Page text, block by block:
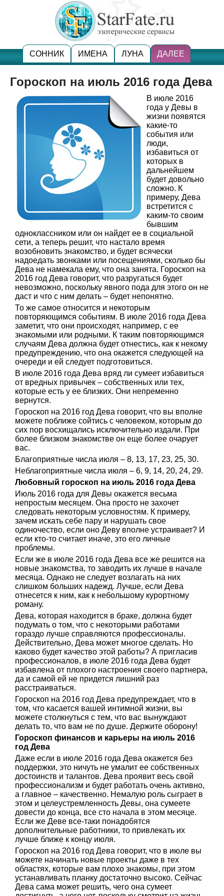
СОННИК ИМЕНА ЛУНА ДАЛЕЕ
Гороскоп на июль 2016 года Дева
В июле 2016
года у Девы в
жизни появятся
какие-то
события или
люди,
избавиться от
которых в
дальнейшем
будет довольно
сложно. К
примеру, Дева
встретится с
каким-то своим
бывшим
одноклассником или он найдет ее в социальной
сети, а теперь решит, что настало время
возобновить знакомство, и будет всячески
надоедать звонками или посещениями, сколько бы
Дева не намекала ему, что она занята. Гороскоп на
2016 год Дева говорит, что разругаться будет
невозможно, поскольку явного пода для этого он не
даст и что с ним делать – будет непонятно.
То же самое относится и некоторым
повторяющимся событиям. В июле 2016 года Дева
заметит, что они происходят, например, с ее
знакомыми или родными. К таким повторяющимся
случаям Дева должна будет отнестись, как к некому
предупреждению, что она окажется следующей на
очереди и ей следует подготовиться.
В июле 2016 года Дева вряд ли сумеет избавиться
от вредных привычек – собственных или тех,
которые есть у ее близких. Они непременно
вернутся.
Гороскоп на 2016 год Дева говорит, что вы вполне
можете поближе сойтись с человеком, которым до
сих пор восхищались исключительно издали. При
более близком знакомстве он еще более очарует
вас.
Благоприятные числа июля – 8, 13, 17, 23, 25, 30.
Неблагоприятные числа июля – 6, 9, 14, 20, 24, 29.
Любовный гороскоп на июль 2016 года Дева
Июль 2016 года для Девы окажется весьма
непростым месяцем. Она просто не захочет
следовать некоторым условностям. К примеру,
зачем искать себе пару и нарушать свое
одиночество, если оно Деву вполне устраивает? И
если кто-то считает иначе, это его личные
проблемы.
Если же в июле 2016 года Дева все же решится на
новые знакомства, то заводить их лучше в начале
месяца. Однако не следует возлагать на них
слишком больших надежд. Лучше, если Дева
отнесется к ним, как к небольшому курортному
роману.
Дева, которая находится в браке, должна будет
подумать о том, что с некоторыми работами
гораздо лучше справляются профессионалы.
Действительно, Дева может многое сделать. Но
каково будет качество этой работы? А пригласив
профессионалов, в июле 2016 года Дева будет
избавлена от плохого настроения своего партнера,
да и самой ей не придется лишний раз
расстраиваться.
Гороскоп на 2016 год Дева предупреждает, что в
том, что касается вашей интимной жизни, вы
можете столкнуться с тем, что вас вынуждают
делать то, что вам не по душе. Держите оборону!
Гороскоп финансов и карьеры на июль 2016
год Дева
Даже если в июле 2016 года Дева окажется без
поддержки, это ничуть не умалит ее собственных
достоинств и талантов. Дева проявит весь свой
профессионализм и будет работать очень активно,
а главное – качественно. Немалую роль сыграет в
этом и целеустремленность Девы, она сумеете
довести до конца, все сто начала в этом месяце.
Если же Деве все-таки понадобятся
дополнительные работники, то привлекать их
лучше ближе к концу июля.
Гороскоп на 2016 год Дева говорит, что в июле вы
можете начинать новые проекты даже в тех
областях, которые вам плохо знакомы, при этом
устанавливать планку достаточно высоко. Сейчас
Дева сама может решить, чего она сумеет